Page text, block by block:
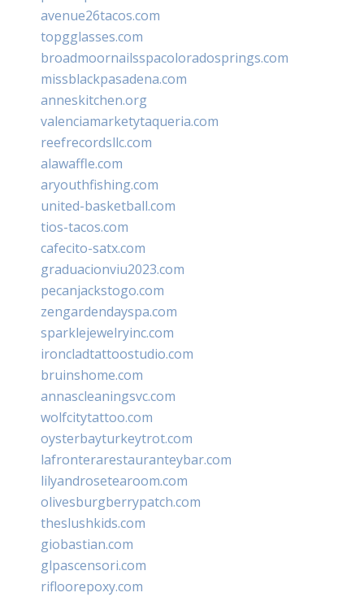
avenue26tacos.com
topgglasses.com
broadmoornailsspacoloradosprings.com
missblackpasadena.com
anneskitchen.org
valenciamarketytaqueria.com
reefrecordsllc.com
alawaffle.com
aryouthfishing.com
united-basketball.com
tios-tacos.com
cafecito-satx.com
graduacionviu2023.com
pecanjackstogo.com
zengardendayspa.com
sparklejewelryinc.com
ironcladtattoostudio.com
bruinshome.com
annascleaningsvc.com
wolfcitytattoo.com
oysterbayturkeytrot.com
lafronterarestauranteybar.com
lilyandrosetearoom.com
olivesburgberrypatch.com
theslushkids.com
giobastian.com
glpascensori.com
rifloorepoxy.com